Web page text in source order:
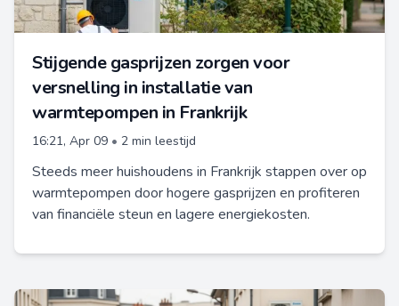
Stijgende gasprijzen zorgen voor
versnelling in installatie van
warmtepompen in Frankrijk
16:21, Apr 09 • 2 min leestijd
Steeds meer huishoudens in Frankrijk stappen over op
warmtepompen door hogere gasprijzen en profiteren
van financiële steun en lagere energiekosten.